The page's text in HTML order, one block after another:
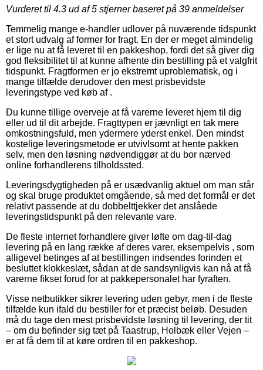
Vurderet til 4.3 ud af 5 stjerner baseret på 39 anmeldelser
Temmelig mange e-handler udlover på nuværende tidspunkt
et stort udvalg af former for fragt. En der er meget almindelig
er lige nu at få leveret til en pakkeshop, fordi det så giver dig
god fleksibilitet til at kunne afhente din bestilling på et valgfrit
tidspunkt. Fragtformen er jo ekstremt uproblematisk, og i
mange tilfælde derudover den mest prisbevidste
leveringstype ved køb af .
Du kunne tillige overveje at få varerne leveret hjem til dig
eller ud til dit arbejde. Fragttypen er jævnligt en tak mere
omkostningsfuld, men ydermere yderst enkel. Den mindst
kostelige leveringsmetode er utvivlsomt at hente pakken
selv, men den løsning nødvendiggør at du bor nærved
online forhandlerens tilholdssted.
Leveringsdygtigheden på er usædvanlig aktuel om man står
og skal bruge produktet omgående, så med det formål er det
relativt passende at du dobbelttjekker det anslåede
leveringstidspunkt på den relevante vare.
De fleste internet forhandlere giver løfte om dag-til-dag
levering på en lang række af deres varer, eksempelvis , som
alligevel betinges af at bestillingen indsendes forinden et
besluttet klokkeslæt, sådan at de sandsynligvis kan nå at få
varerne fikset forud for at pakkepersonalet har fyraften.
Visse netbutikker sikrer levering uden gebyr, men i de fleste
tilfælde kun ifald du bestiller for et præcist beløb. Desuden
må du tage den mest prisbevidste løsning til levering, der tit
– om du befinder sig tæt på Taastrup, Holbæk eller Vejen –
er at få dem til at køre ordren til en pakkeshop.